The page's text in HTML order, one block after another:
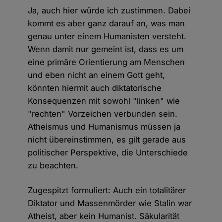
Ja, auch hier würde ich zustimmen. Dabei
kommt es aber ganz darauf an, was man
genau unter einem Humanisten versteht.
Wenn damit nur gemeint ist, dass es um
eine primäre Orientierung am Menschen
und eben nicht an einem Gott geht,
könnten hiermit auch diktatorische
Konsequenzen mit sowohl "linken" wie
"rechten" Vorzeichen verbunden sein.
Atheismus und Humanismus müssen ja
nicht übereinstimmen, es gilt gerade aus
politischer Perspektive, die Unterschiede
zu beachten.
Zugespitzt formuliert: Auch ein totalitärer
Diktator und Massenmörder wie Stalin war
Atheist, aber kein Humanist. Säkularität